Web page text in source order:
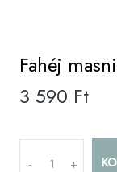
Fahéj
3 590 Ft
- +